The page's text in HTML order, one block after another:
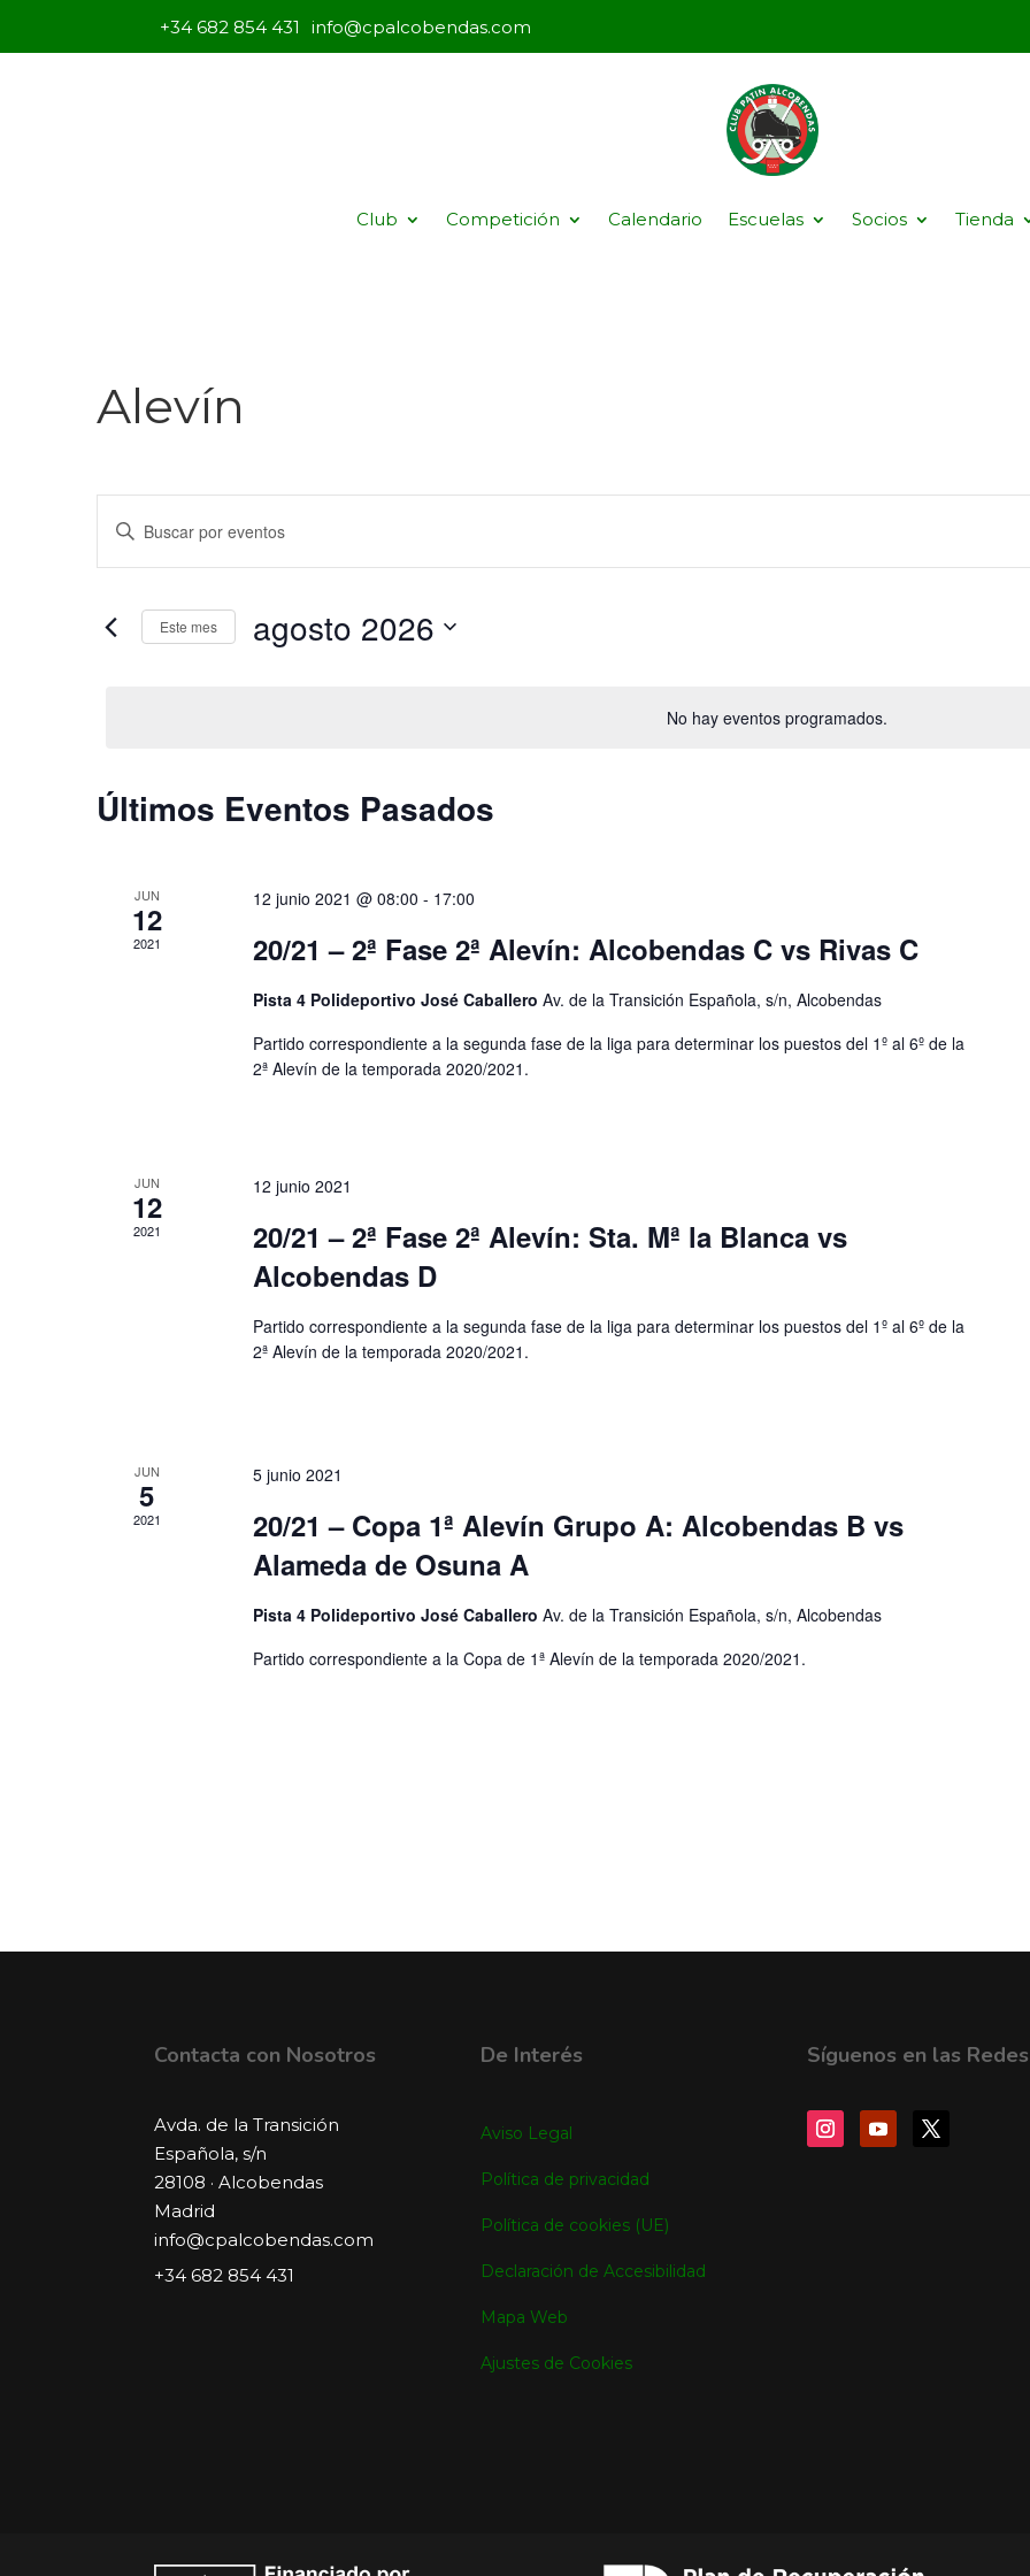
+34 682 854 431 info@cpalcobendas.com
Club Competición Calendario Escuelas Socios Tienda
Alevín
No hay eventos programados.
Navegación
de
búsqueda
vistas
Introduce
clave.
Busca
Este mes agosto 2026
Calendario
de
Últimos Eventos Pasados
JUN
12
2021
12 junio 2021 @ 08:00 - 17:00
20/21 – 2ª Fase 2ª Alevín: Alcobendas C vs Rivas C
Pista 4 Polideportivo José Caballero Av. de la Transición Española, s/n, Alcobendas
Partido correspondiente a la segunda fase de la liga para determinar los puestos del 1º al 6º de la
2ª Alevín de la temporada 2020/2021.
JUN
12
2021
12 junio 2021
20/21 – 2ª Fase 2ª Alevín: Sta. Mª la Blanca vs
Alcobendas D
Partido correspondiente a la segunda fase de la liga para determinar los puestos del 1º al 6º de la
2ª Alevín de la temporada 2020/2021.
JUN
5
2021
5 junio 2021
20/21 – Copa 1ª Alevín Grupo A: Alcobendas B vs
Alameda de Osuna A
Pista 4 Polideportivo José Caballero Av. de la Transición Española, s/n, Alcobendas
Partido correspondiente a la Copa de 1ª Alevín de la temporada 2020/2021.
Contacta con Nosotros
Avda. de la Transición
Española, s/n
28108 · Alcobendas
Madrid
info@cpalcobendas.com
+34 682 854 431
De Interés
Aviso Legal
Política de privacidad
Política de cookies (UE)
Declaración de Accesibilidad
Mapa Web
Ajustes de Cookies
Síguenos en las Redes